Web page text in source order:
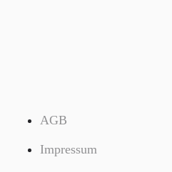
AGB
Impressum